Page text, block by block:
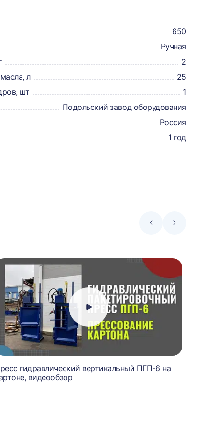
650
Ручная
2
л
25
шт
1
Подольский завод оборудования
Россия
1 год
СтрелкаСтрелка
гидравлический вертикальный ПГП-6 на
видеообзор